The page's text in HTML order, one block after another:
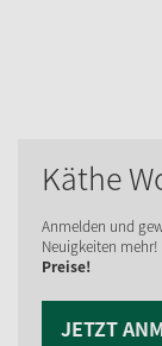
Käthe
Anmelden und
Neuigkeiten mehr!
Preise!
JETZT